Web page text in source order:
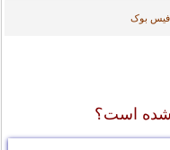
فیس بوک
شده است؟